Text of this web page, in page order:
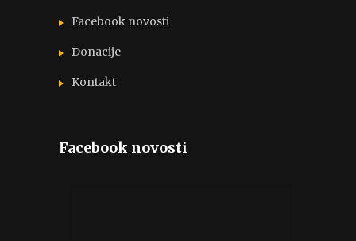
Facebook novosti
Donacije
Kontakt
Facebook novosti